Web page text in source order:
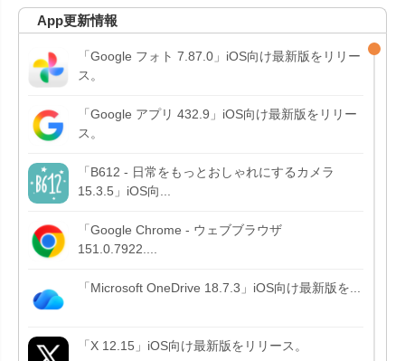
App更新情報
「Google フォト 7.87.0」iOS向け最新版をリリー
ス。
「Google アプリ 432.9」iOS向け最新版をリリー
ス。
「B612 - 日常をもっとおしゃれにするカメラ
15.3.5」iOS向...
「Google Chrome - ウェブブラウザ
151.0.7922....
「Microsoft OneDrive 18.7.3」iOS向け最新版を...
「X 12.15」iOS向け最新版をリリース。